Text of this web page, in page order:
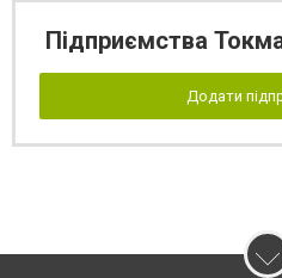
Підприємства
Додати